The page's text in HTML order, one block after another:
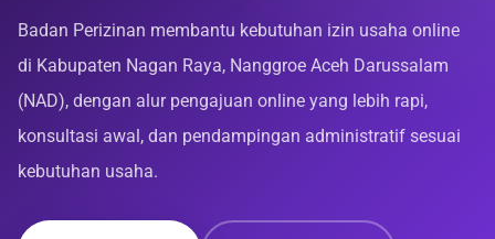
Badan Perizinan membantu kebutuhan izin usaha online
di Kabupaten Nagan Raya, Nanggroe Aceh Darussalam
(NAD), dengan alur pengajuan online yang lebih rapi,
konsultasi awal, dan pendampingan administratif sesuai
kebutuhan usaha.